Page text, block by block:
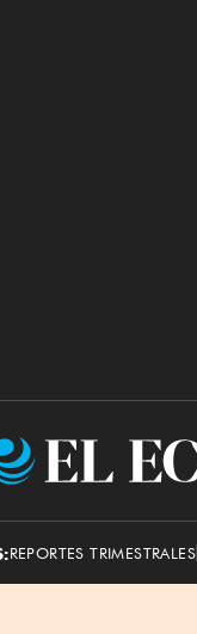
REPORTES TRIMESTRALES